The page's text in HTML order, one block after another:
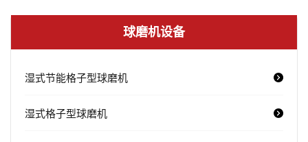
球磨机设备
湿式节能格子型球磨机
湿式格子型球磨机